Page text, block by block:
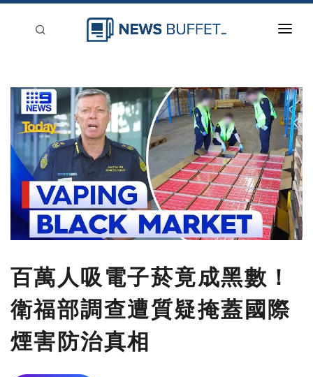
新聞稿分類
登入
刊登
百萬人吸電子菸竟成黑數！
衛福部調查遭質疑掩蓋國際
煙害防治真相